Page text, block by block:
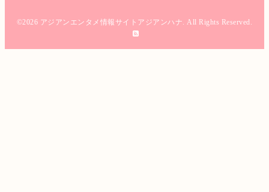
©2026 アジアンエンタメ情報サイトアジアンハナ. All Rights Reserved.